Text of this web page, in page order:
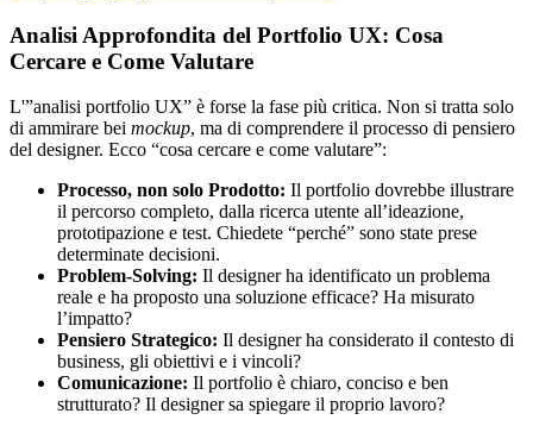
Analisi Approfondita del Portfolio UX: Cosa
Cercare e Come Valutare
L'”analisi portfolio UX” è forse la fase più critica. Non si tratta solo
di ammirare bei mockup, ma di comprendere il processo di pensiero
del designer. Ecco “cosa cercare e come valutare”:
Processo, non solo Prodotto: Il portfolio dovrebbe illustrare
il percorso completo, dalla ricerca utente all’ideazione,
prototipazione e test. Chiedete “perché” sono state prese
determinate decisioni.
Problem-Solving: Il designer ha identificato un problema
reale e ha proposto una soluzione efficace? Ha misurato
l’impatto?
Pensiero Strategico: Il designer ha considerato il contesto di
business, gli obiettivi e i vincoli?
Comunicazione: Il portfolio è chiaro, conciso e ben
strutturato? Il designer sa spiegare il proprio lavoro?